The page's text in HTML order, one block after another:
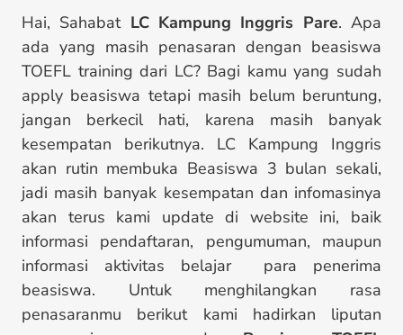
Hai, Sahabat LC Kampung Inggris Pare. Apa
ada yang masih penasaran dengan beasiswa
TOEFL training dari LC? Bagi kamu yang sudah
apply beasiswa tetapi masih belum beruntung,
jangan berkecil hati, karena masih banyak
kesempatan berikutnya. LC Kampung Inggris
akan rutin membuka Beasiswa 3 bulan sekali,
jadi masih banyak kesempatan dan infomasinya
akan terus kami update di website ini, baik
informasi pendaftaran, pengumuman, maupun
informasi aktivitas belajar para penerima
beasiswa. Untuk menghilangkan rasa
penasaranmu berikut kami hadirkan liputan